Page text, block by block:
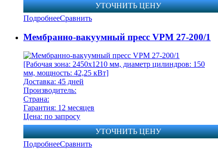
УТОЧНИТЬ ЦЕНУ
ПодробнееСравнить
Мембранно-вакуумный пресс VPM 27-200/1
[Рабочая зона: 2450х1210 мм, диаметр цилиндров: 150
мм, мощность: 42,25 кВт]
Доставка: 45 дней
Производитель:
Страна:
Гарантия: 12 месяцев
Цена: по запросу
УТОЧНИТЬ ЦЕНУ
ПодробнееСравнить